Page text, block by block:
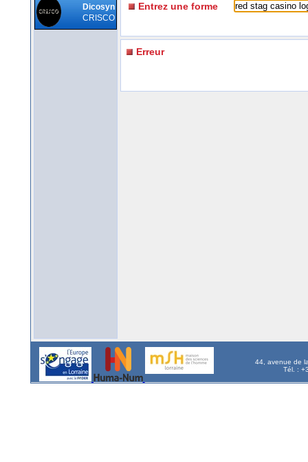
Dicosyn
CRISCO
Entrez une forme
Erreur
44, avenue de
Tél. :